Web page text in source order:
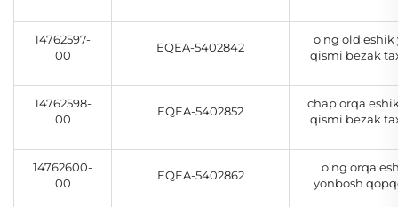
14762597-
00
EQEA-5402842
o'ng old eshik
qismi bezak
14762598-
00
EQEA-5402852
chap orqa
qismi bezak
14762600-
00
EQEA-5402862
o'ng orqa
yonbosh